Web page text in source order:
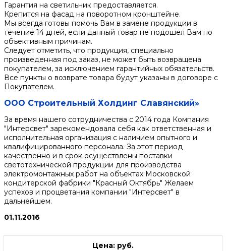
Гарантия на светильник предоставляется.
Крепится на фасад на поворотном кронштейне.
Мы всегда готовы помочь Вам в замене продукции в
течение 14 дней, если данный товар не подошел Вам по
объективным причинам.
Следует отметить, что продукция, специально
произведенная под заказ, не может быть возвращена
покупателем, за исключением гарантийных обязательств.
Все пункты о возврате товара будут указаны в договоре с
Покупателем.
ООО Строительный Холдинг Славянский»
За время нашего сотрудничества с 2014 года Компания
"Интерсвет" зарекомендовала себя как ответственная и
исполнительная организация с наличием опытного и
квалифицированного персонала. За этот период
качественно и в срок осуществлены поставки
светотехнической продукции для производства
электромонтажных работ на объектах Московской
кондитерской фабрики "Красный Октябрь" Желаем
успехов и процветания компании "Интерсвет" в
дальнейшем.
01.11.2016
Цена: руб.